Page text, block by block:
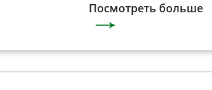
Посмотреть больше